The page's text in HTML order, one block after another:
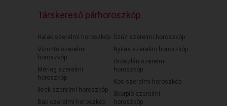
Társkereső párhoroszkóp
Halak szerelmi horoszkóp
Vízöntő szerelmi
horoszkóp
Mérleg szerelmi
horoszkóp
Ikrek szerelmi horoszkóp
Bak szerelmi horoszkóp
Szűz szerelmi horoszkóp
Nyilas szerelmi horoszkóp
Oroszlán szerelmi
horoszkóp
Kos szerelmi horoszkóp
Skorpió szerelmi
horoszkóp